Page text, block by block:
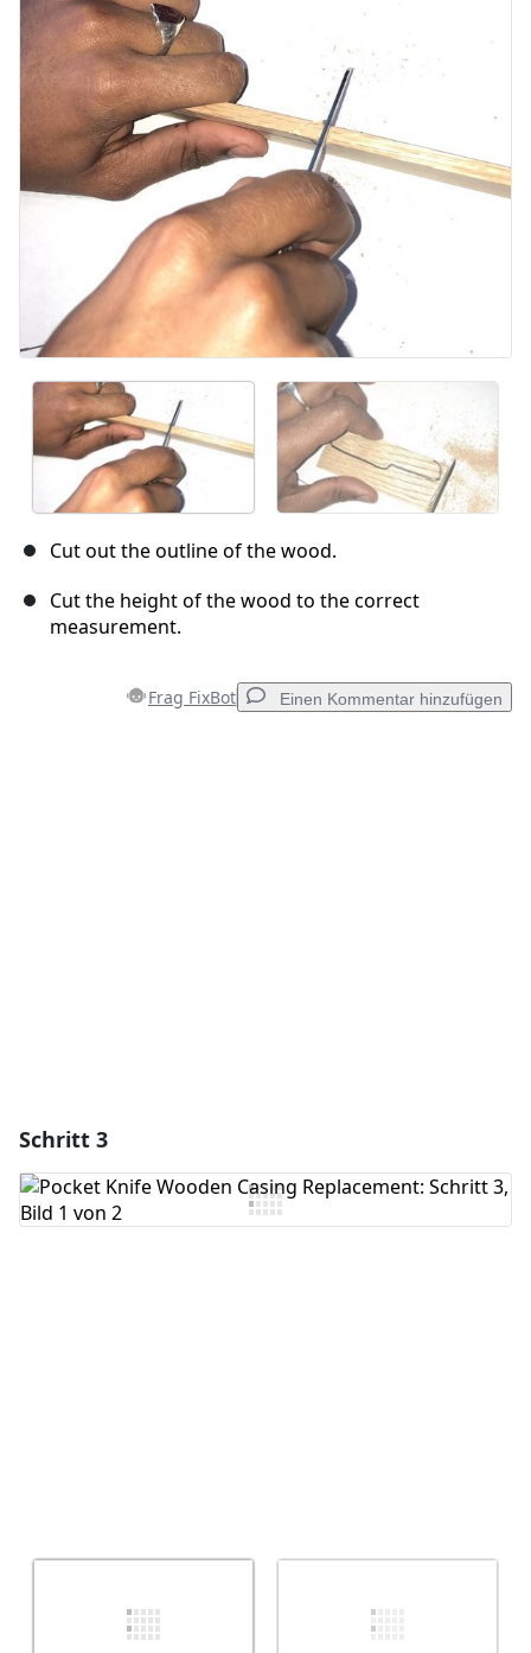
Kommentar hinzufügen
Abbrechen
Cut out the outline of the wood.
Cut the height of the wood to the correct
measurement.
Frag FixBot Einen Kommentar hinzufügen
Schritt 3